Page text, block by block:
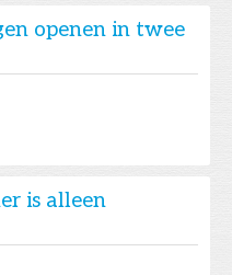
openen in twee
is alleen